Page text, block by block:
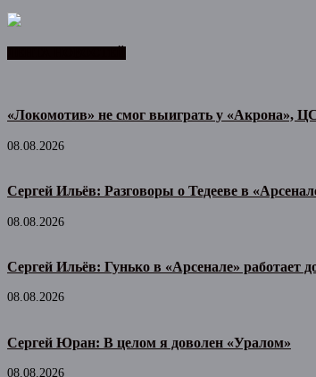
«Локомотив» не смог выиграть у «Акрона»,
08.08.2026
Сергей Ильёв: Разговоры о Тедееве в
08.08.2026
Сергей Ильёв: Гунько в «Арсенале» работает
08.08.2026
Сергей Юран: В целом я доволен «Уралом»
08.08.2026